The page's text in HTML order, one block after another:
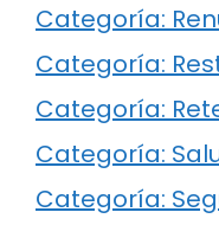
Categoría:
Categoría:
Categoría:
Categoría:
Categoría: